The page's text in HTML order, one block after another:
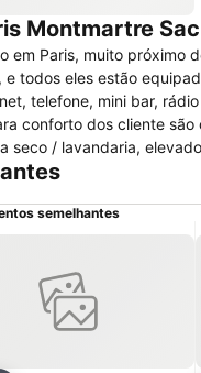
Montmartre
Paris, muito próximo
todos eles estão
telefone, mini bar,
conforto dos cliente
seco / lavandaria,
ou reuniões
Não aceita a
semelhantes